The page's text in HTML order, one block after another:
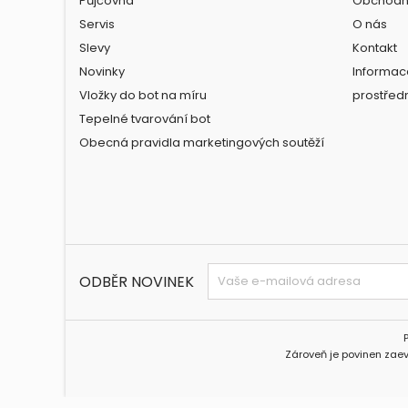
Servis
Slevy
Novinky
Vložky do bot na míru
Tepelné tvarování bot
Obecná pravidla marketingových soutěží
O nás
Kontakt
ODBĚR NOVINEK
Zároveň je povinen